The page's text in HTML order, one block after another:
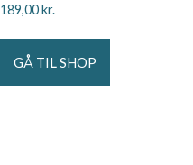
189,00kr.
GÅ TIL SHOP